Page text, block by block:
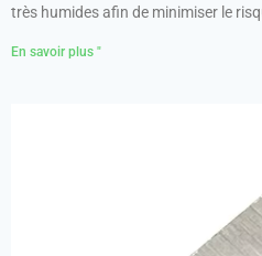
très humides afin de minimiser le
En savoir plus "